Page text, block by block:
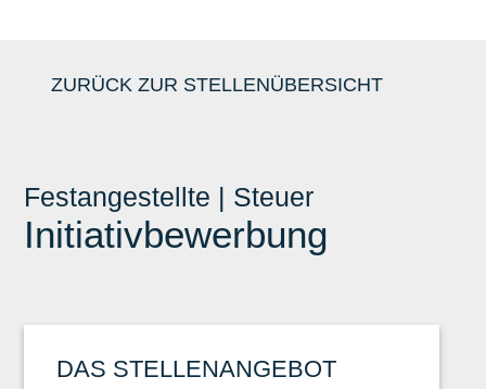
ZURÜCK ZUR STELLENÜBERSICHT
Festangestellte | Steuer
Initiativbewerbung
DAS STELLENANGEBOT